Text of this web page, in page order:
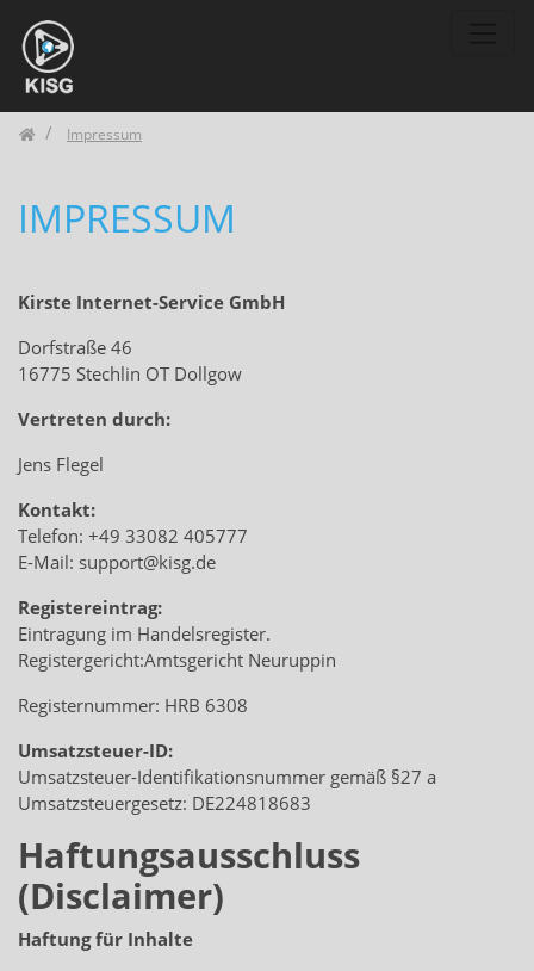
Zum Inhalt springen
HomeImpressum
IMPRESSUM
Kirste Internet-Service GmbH
Dorfstraße 46
16775 Stechlin OT Dollgow
Vertreten durch:
Jens Flegel
Kontakt:
Telefon: +49 33082 405777
E-Mail: support@kisg.de
Registereintrag:
Eintragung im Handelsregister.
Registergericht:Amtsgericht Neuruppin
Registernummer: HRB 6308
Umsatzsteuer-ID:
Umsatzsteuer-Identifikationsnummer gemäß §27 a
Umsatzsteuergesetz: DE224818683
Haftungsausschluss
(Disclaimer)
Haftung für Inhalte